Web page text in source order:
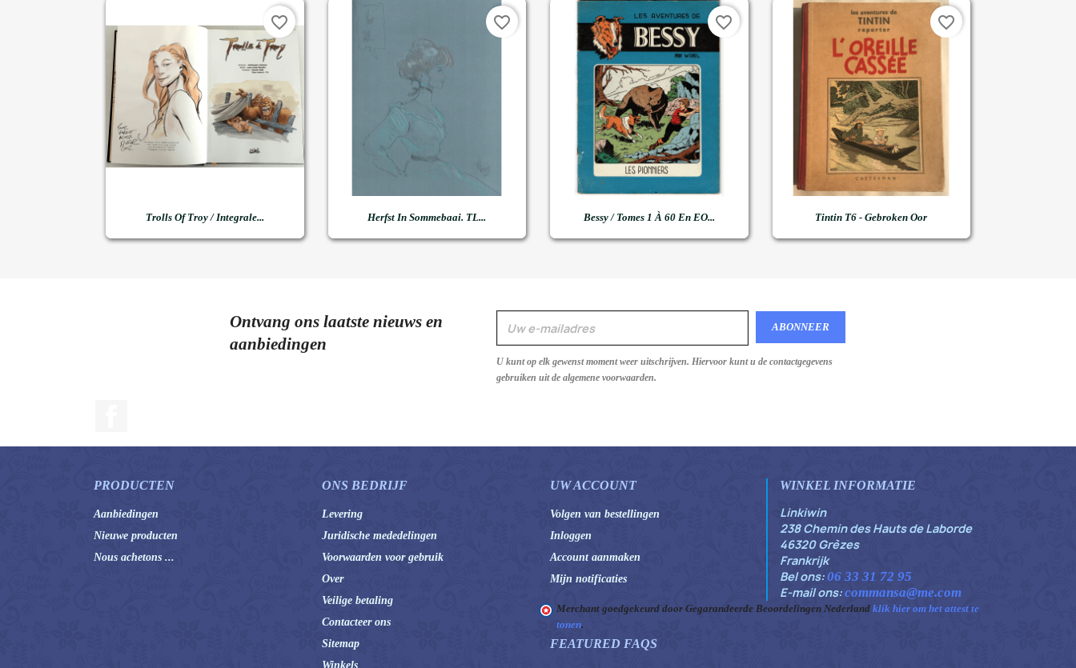
Snel bekijken
Trolls Of Troy / Integrale...
favorite_border
 Snel bekijken
Herfst In Sommebaai. TL...
favorite_border
 Snel bekijken
Bessy / Tomes 1 À 60 En EO...
favorite_border
Snel bekijken
Tintin T6 - Gebroken Oor
favorite_border
Ontvang ons laatste nieuws en
aanbiedingen
U kunt op elk gewenst moment weer uitschrijven. Hiervoor kunt u de contactgegevens
gebruiken uit de algemene voorwaarden.
PRODUCTEN
Aanbiedingen
Nieuwe producten
Nous achetons ...
ONS BEDRIJF
Levering
Juridische mededelingen
Voorwaarden voor gebruik
Over
Veilige betaling
Contacteer ons
Sitemap
Winkels
UW ACCOUNT
Volgen van bestellingen
Inloggen
Account aanmaken
Mijn notificaties
WINKEL INFORMATIE
Linkiwin
238 Chemin des Hauts de Laborde
46320 Grèzes
Frankrijk
Bel ons:06 33 31 72 95
E-mail ons:commansa@me.com
Merchant goedgekeurd door Gegarandeerde Beoordelingen Nederland klik hier om het attest te
tonen.
FEATURED FAQS